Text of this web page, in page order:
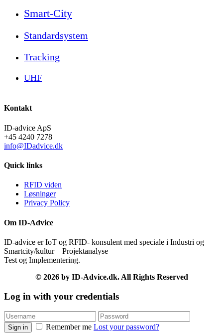
Smart-City
Standardsystem
Tracking
UHF
Kontakt
ID-advice ApS
+45 4240 7278
info@IDadvice.dk
Quick links
RFID viden
Løsninger
Privacy Policy
Om ID-Advice
ID-advice er IoT og RFID- konsulent med speciale i Industri og
Smartcity/kultur – Projektanalyse –
Test og Implementering.
© 2026 by ID-Advice.dk. All Rights Reserved
Log in with your credentials
Sign in Remember me Lost your password?